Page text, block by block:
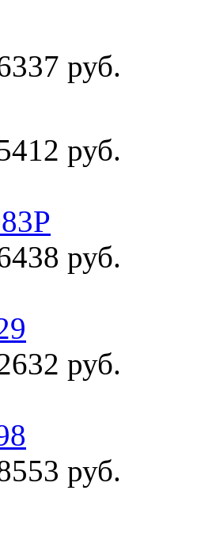
руб.
руб.
руб.
руб.
руб.